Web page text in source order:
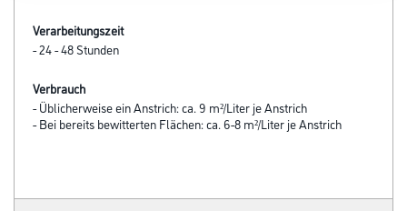
Verarbeitungszeit
- 24 - 48 Stunden
Verbrauch
- Üblicherweise ein Anstrich: ca. 9 m²/Liter je Anstrich
- Bei bereits bewitterten Flächen: ca. 6-8 m²/Liter je Anstrich